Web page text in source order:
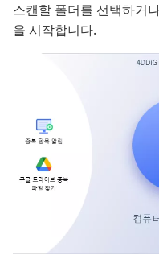
스캔할 폴더를 선택하거
을 시작합니다.